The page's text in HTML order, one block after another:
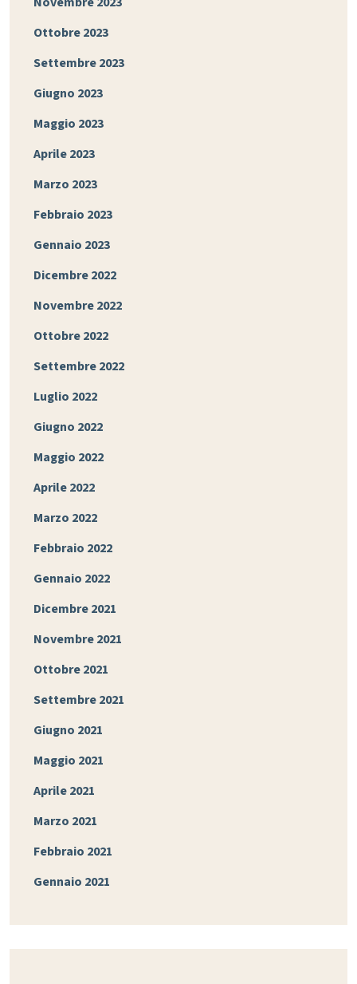
Ottobre 2023
Settembre 2023
Giugno 2023
Maggio 2023
Aprile 2023
Marzo 2023
Febbraio 2023
Gennaio 2023
Dicembre 2022
Novembre 2022
Ottobre 2022
Settembre 2022
Luglio 2022
Giugno 2022
Maggio 2022
Aprile 2022
Marzo 2022
Febbraio 2022
Gennaio 2022
Dicembre 2021
Novembre 2021
Ottobre 2021
Settembre 2021
Giugno 2021
Maggio 2021
Aprile 2021
Marzo 2021
Febbraio 2021
Gennaio 2021